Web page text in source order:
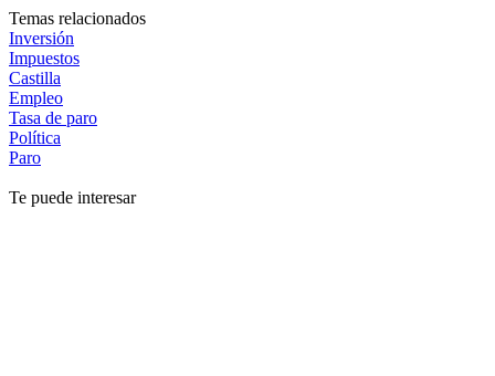
Temas relacionados
Inversión
Impuestos
Castilla
Empleo
Tasa de paro
Política
Paro
Te puede interesar